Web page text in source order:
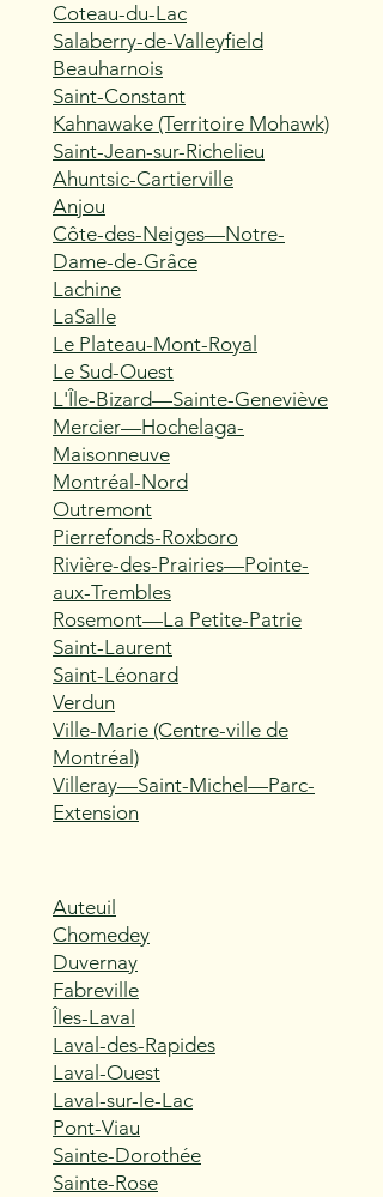
Coteau-du-Lac
Salaberry-de-Valleyfield
Beauharnois
Saint-Constant
Kahnawake (Territoire Mohawk)
Saint-Jean-sur-Richelieu
Ahuntsic-Cartierville
Anjou
Côte-des-Neiges—Notre-
Dame-de-Grâce
Lachine
LaSalle
Le Plateau-Mont-Royal
Le Sud-Ouest
L'Île-Bizard—Sainte-Geneviève
Mercier—Hochelaga-
Maisonneuve
Montréal-Nord
Outremont
Pierrefonds-Roxboro
Rivière-des-Prairies—Pointe-
aux-Trembles
Rosemont—La Petite-Patrie
Saint-Laurent
Saint-Léonard
Verdun
Ville-Marie (Centre-ville de
Montréal)
Villeray—Saint-Michel—Parc-
Extension
Auteuil
Chomedey
Duvernay
Fabreville
Îles-Laval
Laval-des-Rapides
Laval-Ouest
Laval-sur-le-Lac
Pont-Viau
Sainte-Dorothée
Sainte-Rose